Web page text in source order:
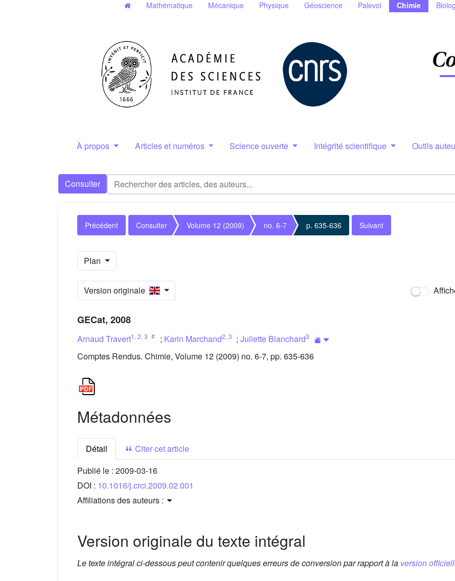
Mathématique Mécanique Physique Géoscience Palevol Chimie
À propos Articles et numéros Science ouverte Intégrité scientifique Outils
Consulter
Précédent Consulter Volume 12 (2009) no. 6-7 p. 635-636 Suivant
Plan
Version originale
GECat, 2008
Arnaud Travert1 , 2, 3 ; Karin Marchand2, 3 ; Juliette Blanchard3
Comptes Rendus. Chimie, Volume 12 (2009) no. 6-7, pp. 635-636
Métadonnées
Détail
Citer cet article
Publié le : 2009-03-16
DOI : 10.1016/j.crci.2009.02.001
Affiliations des auteurs :
Version originale du texte intégral
Le texte intégral ci-dessous peut contenir quelques erreurs de conversion par rapport à la version